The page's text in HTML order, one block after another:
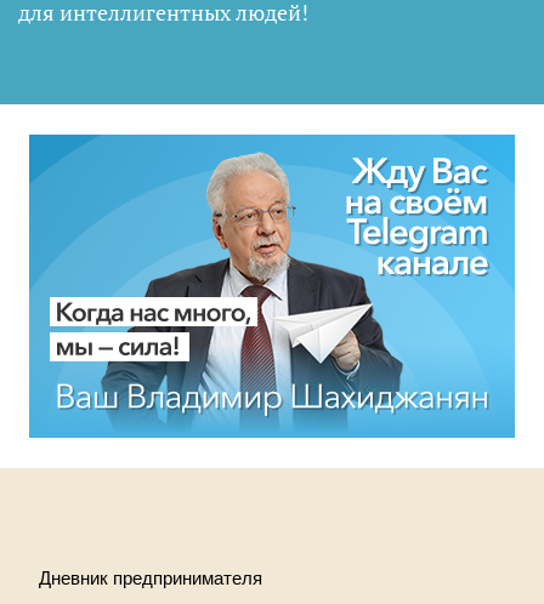
для интеллигентных людей!
Дневник предпринимателя